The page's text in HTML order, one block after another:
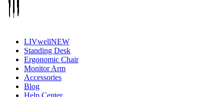
LIVwellNEW
Standing Desk
Ergonomic Chair
Monitor Arm
Accessories
Blog
Help Center